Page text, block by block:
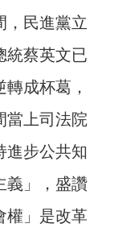
，民進黨立
統蔡英文已
成杯葛，
當上司法院
進步公共知
義」，盛讚
權」是改革